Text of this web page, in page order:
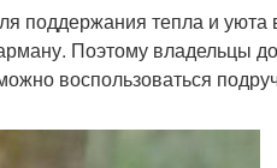
поддержания тепла и
Поэтому владельцы
воспользоваться